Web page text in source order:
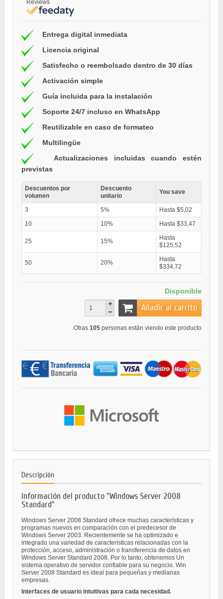
Reviews
Entrega digital inmediata
Licencia original
Satisfecho o reembolsado dentro de 30 días
Activación simple
Guía incluida para la instalación
Soporte 24/7 incluso en WhatsApp
Reutilizable en caso de formateo
Multilingüe
Actualizaciones incluidas cuando estén
previstas
Descuentos por
volumen
Descuento
unitario
You save
3 5%
Hasta $5,02
10
10% Hasta $33,47
25 15%
Hasta
$125,52
50 20%
Hasta
$334,72
Disponible
Añadir al carrito
Otras 105 personas están viendo este producto
Descripción
Información del producto "Windows Server 2008
Standard"
Windows Server 2008 Standard ofrece muchas características y
programas nuevos en comparación con el predecesor de
Windows Server 2003. Recientemente se ha optimizado e
integrado una variedad de características relacionadas con la
protección, acceso, administración o transferencia de datos en
Windows Server Standard 2008. Por lo tanto, obtenemos Un
sistema operativo de servidor confiable para su negocio. Win
Server 2008 Standard es ideal para pequeñas y medianas
empresas.
Interfaces de usuario intuitivas para cada necesidad.